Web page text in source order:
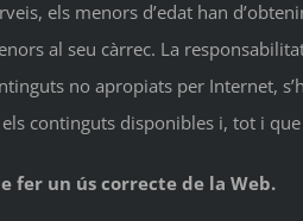
els menors d’edat han
al seu càrrec. La
no apropiats per Internet,
continguts disponibles i, tot i
fer un ús correcte de la Web.